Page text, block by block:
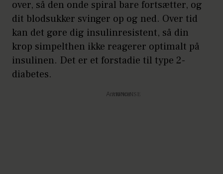
over, så den onde spiral bare fortsætter, og
dit blodsukker svinger op og ned. Over tid
kan det gøre dig insulinresistent, så din
krop simpelthen ikke reagerer optimalt på
insulinen. Det er et forstadie til type 2-
diabetes.
Annonce